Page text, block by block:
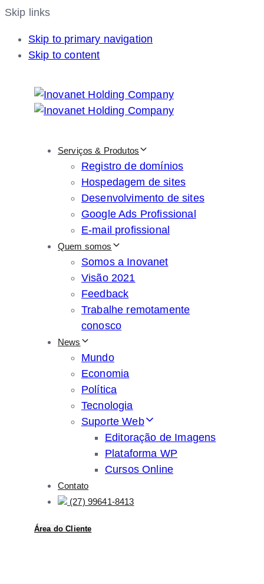
Skip links
Skip to primary navigation
Skip to content
Serviços & Produtos
Registro de domínios
Hospedagem de sites
Desenvolvimento de sites
Google Ads Profissional
E-mail profissional
Quem somos
Somos a Inovanet
Visão 2021
Feedback
Trabalhe remotamente
conosco
News
Mundo
Economia
Política
Tecnologia
Suporte Web
Editoração de Imagens
Plataforma WP
Cursos Online
Contato
(27) 99641-8413
Área do Cliente